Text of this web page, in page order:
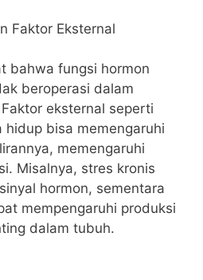
Faktor Eksternal
bahwa fungsi hormon
beroperasi dalam
eksternal seperti
bisa memengaruhi
memengaruhi
Misalnya, stres kronis
hormon, sementara
mempengaruhi produksi
dalam tubuh.